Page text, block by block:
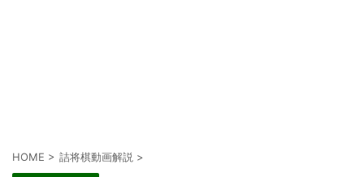
HOME > 詰将棋動画解説 >